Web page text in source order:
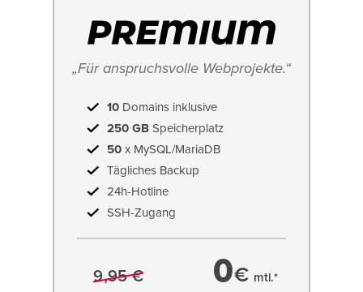
„Für anspruchsvolle Webprojekte.“
10 Domains inklusive
250 GB Speicherplatz
50 x MySQL/MariaDB
Tägliches Backup
24h-Hotline
SSH-Zugang
9,95 € 0€ mtl.*